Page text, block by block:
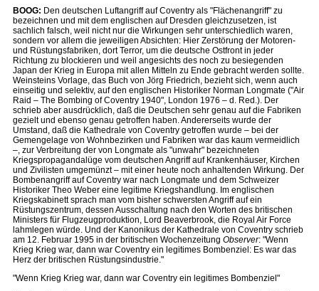
BOOG: Den deutschen Luftangriff auf Coventry als "Flächenangriff" zu
bezeichnen und mit dem englischen auf Dresden gleichzusetzen, ist
sachlich falsch, weil nicht nur die Wirkungen sehr unterschiedlich waren,
sondern vor allem die jeweiligen Absichten: Hier Zerstörung der Motoren-
und Rüstungsfabriken, dort Terror, um die deutsche Ostfront in jeder
Richtung zu blockieren und weil angesichts des noch zu besiegenden
Japan der Krieg in Europa mit allen Mitteln zu Ende gebracht werden sollte.
Weinsteins Vorlage, das Buch von Jörg Friedrich, bezieht sich, wenn auch
einseitig und selektiv, auf den englischen Historiker Norman Longmate ("Air
Raid – The Bombing of Coventry 1940", London 1976 – d. Red.). Der
schrieb aber ausdrücklich, daß die Deutschen sehr genau auf die Fabriken
gezielt und ebenso genau getroffen haben. Andererseits wurde der
Umstand, daß die Kathedrale von Coventry getroffen wurde – bei der
Gemengelage von Wohnbezirken und Fabriken war das kaum vermeidlich
–, zur Verbreitung der von Longmate als "unwahr" bezeichneten
Kriegspropagandalüge vom deutschen Angriff auf Krankenhäuser, Kirchen
und Zivilisten umgemünzt – mit einer heute noch anhaltenden Wirkung. Der
Bombenangriff auf Coventry war nach Longmate und dem Schweizer
Historiker Theo Weber eine legitime Kriegshandlung. Im englischen
Kriegskabinett sprach man vom bisher schwersten Angriff auf ein
Rüstungszentrum, dessen Ausschaltung nach den Worten des britischen
Ministers für Flugzeugproduktion, Lord Beaverbrook, die Royal Air Force
lahmlegen würde. Und der Kanonikus der Kathedrale von Coventry schrieb
am 12. Februar 1995 in der britischen Wochenzeitung Observer: "Wenn
Krieg Krieg war, dann war Coventry ein legitimes Bombenziel: Es war das
Herz der britischen Rüstungsindustrie."
"Wenn Krieg Krieg war, dann war Coventry ein legitimes Bombenziel"